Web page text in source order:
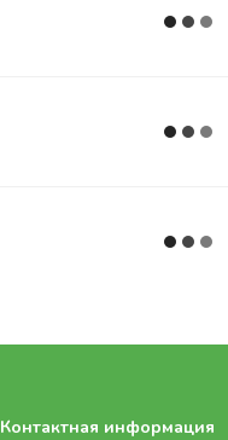
Контактная информация